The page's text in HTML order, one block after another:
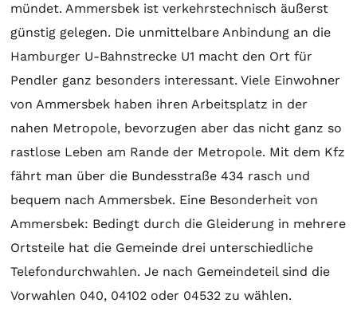
mündet. Ammersbek ist verkehrstechnisch äußerst
günstig gelegen. Die unmittelbare Anbindung an die
Hamburger U-Bahnstrecke U1 macht den Ort für
Pendler ganz besonders interessant. Viele Einwohner
von Ammersbek haben ihren Arbeitsplatz in der
nahen Metropole, bevorzugen aber das nicht ganz so
rastlose Leben am Rande der Metropole. Mit dem Kfz
fährt man über die Bundesstraße 434 rasch und
bequem nach Ammersbek. Eine Besonderheit von
Ammersbek: Bedingt durch die Gleiderung in mehrere
Ortsteile hat die Gemeinde drei unterschiedliche
Telefondurchwahlen. Je nach Gemeindeteil sind die
Vorwahlen 040, 04102 oder 04532 zu wählen.